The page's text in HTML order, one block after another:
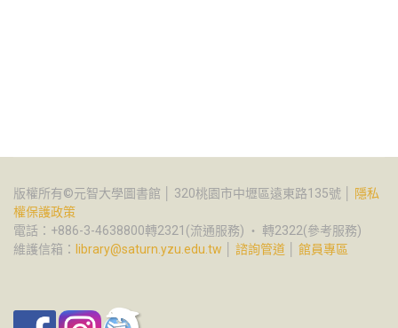
版權所有©元智大學圖書館 │ 320桃園市中壢區遠東路135號 │
隱私
權保護政策
電話：+886-3-4638800轉2321(流通服務) ‧ 轉2322(參考服務)
維護信箱： library@saturn.yzu.edu.tw 諮詢管道 館員專區